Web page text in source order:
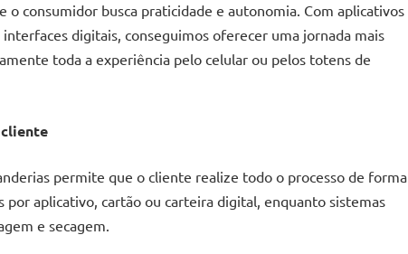
o consumidor busca praticidade e autonomia. Com aplicativos
digitais, conseguimos oferecer uma jornada mais
toda a experiência pelo celular ou pelos totens de
permite que o cliente realize todo o processo de forma
aplicativo, cartão ou carteira digital, enquanto sistemas
e secagem.